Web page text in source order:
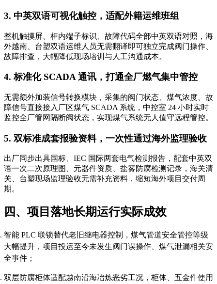
3. 中英双语可视化触控，适配外籍运维班组
整机触摸屏、柜内端子标识、故障代码全部中英双语对照，海
外越南、台塑双语运维人员无需翻译即可独立完成阀门操作、
故障排查，大幅降低现场培训与人工沟通成本。
4. 标准化 SCADA 通讯，打通全厂燃气集中管控
无需额外加装信号转换模块，采集的阀门状态、煤气浓度、故
障信号直接接入厂区煤气 SCADA 系统，中控室 24 小时实时
监控全厂管网隔断阀状态，实现煤气系统无人值守远程管控。
5. 双标准成套报验资料，一次性通过海外监理验收
出厂同步出具国标、IEC 国际两套电气检测报告，配套中英双
语一次二次原理图、元器件资质、盐雾防腐检测记录，海关清
关、台塑现场监理验收无需补充资料，缩短海外项目交付周
期。
四、项目落地长期运行实际成效
智能 PLC 联锁替代老旧继电器控制，煤气管道安全管控等级
大幅提升，项目投运至今未发生阀门误操作、煤气泄漏相关安
全事件；
双层防腐柜体适配越南沿海冶炼恶劣工况，柜体、五金件使用